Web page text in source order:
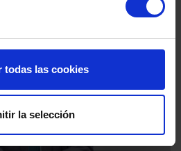
todas las cookies
la selección